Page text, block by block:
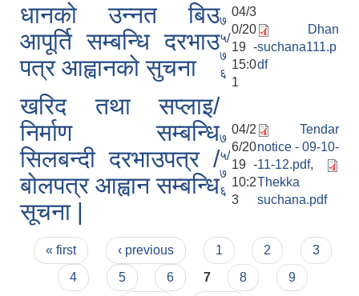
धानको उन्नत बिउ
आपूर्ति सम्बन्धि दरभाउ
पत्र आह्वानको सुचना
७
५/
७
६
04/3
0/20
19 -
15:0
1
Dhan
suchana111.p
df
खरिद तथा सप्लाइ/
निर्माण सम्बन्धि
सिलबन्दी दरभाउपत्र /
बोलपत्र आह्वान सम्बन्धि
सूचना |
७
५/
७
६
04/2
6/20
19 -
10:2
3
Tendar
notice - 09-10-
11-12.pdf,
Thekka
suchana.pdf
Pages
« first ‹ previous 1 2
3
4
5 6 7 8
9